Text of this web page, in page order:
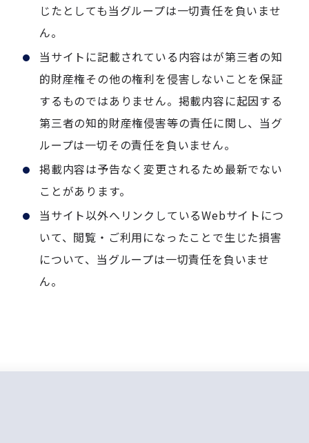
じたとしても当グループは一切責任を負いませ
ん。
当サイトに記載されている内容はが第三者の知
的財産権その他の権利を侵害しないことを保証
するものではありません。掲載内容に起因する
第三者の知的財産権侵害等の責任に関し、当グ
ループは一切その責任を負いません。
掲載内容は予告なく変更されるため最新でない
ことがあります。
当サイト以外へリンクしているWebサイトにつ
いて、閲覧・ご利用になったことで生じた損害
について、当グループは一切責任を負いませ
ん。